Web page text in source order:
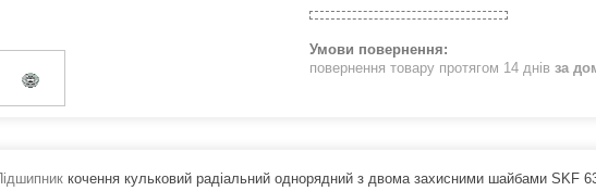
повернення товару протягом 14 днів за
кочення кульковий радіальний однорядний з двома захисними шайбами SKF